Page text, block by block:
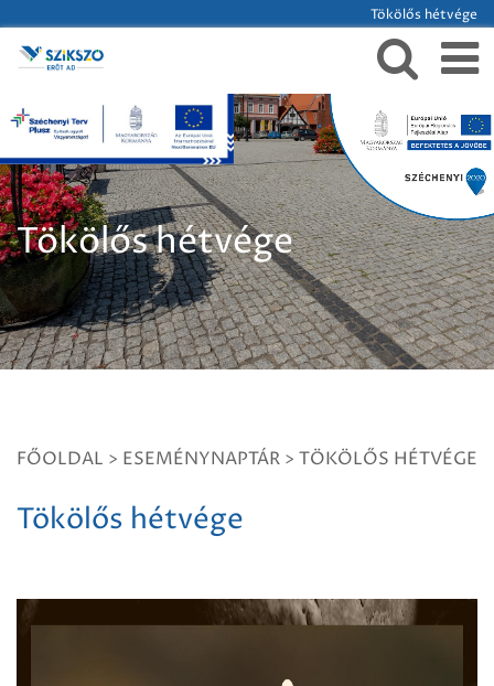
Tökölős hétvége
Tökölős hétvége
FŐOLDAL > ESEMÉNYNAPTÁR > TÖKÖLŐS HÉTVÉGE
Tökölős hétvége